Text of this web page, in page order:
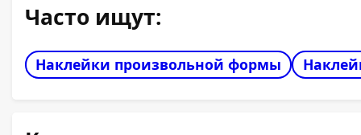
Часто ищут:
Наклейки произвольной формы